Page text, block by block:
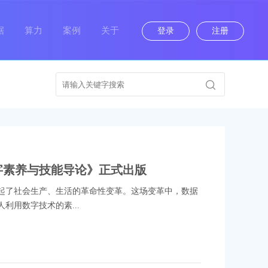
登录 注册
算力 案例 关于
养与技能导论》正式出版
社会生产、生活的革命性变革。这场变革中，数据
利用数字技术的素...